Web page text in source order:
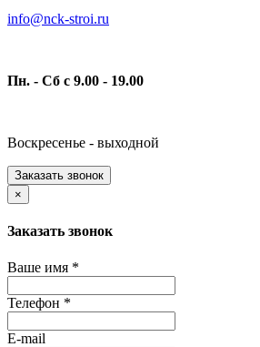
info@nck-stroi.ru
Пн. - Сб с 9.00 - 19.00
Воскресенье - выходной
Заказать звонок
×
Заказать звонок
Ваше имя *
Телефон *
E-mail